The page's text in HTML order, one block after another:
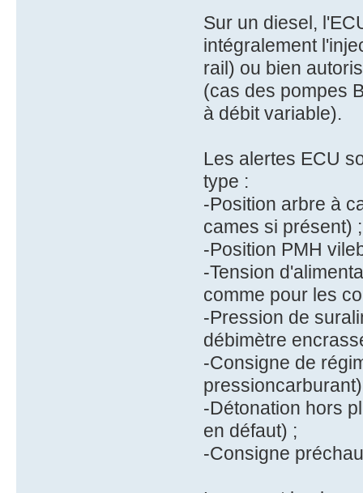
Sur un diesel,
intégralement
rail) ou bien
(cas des pompes
à débit variable).
Les alertes ECU
type :
-Position arbre à
cames si présent) ;
-Position PMH
-Tension
comme pour les
-Pression de
débimètre
-Consigne de
-Détonation hors
en défaut) ;
-Consigne